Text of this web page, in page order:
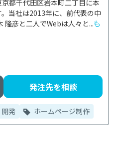
都千代田区岩本町二丁目に本
当社は2013年に、前代表の中
隆彦と二人でWebは人々と...も
発注先を相談
発 ホームページ制作